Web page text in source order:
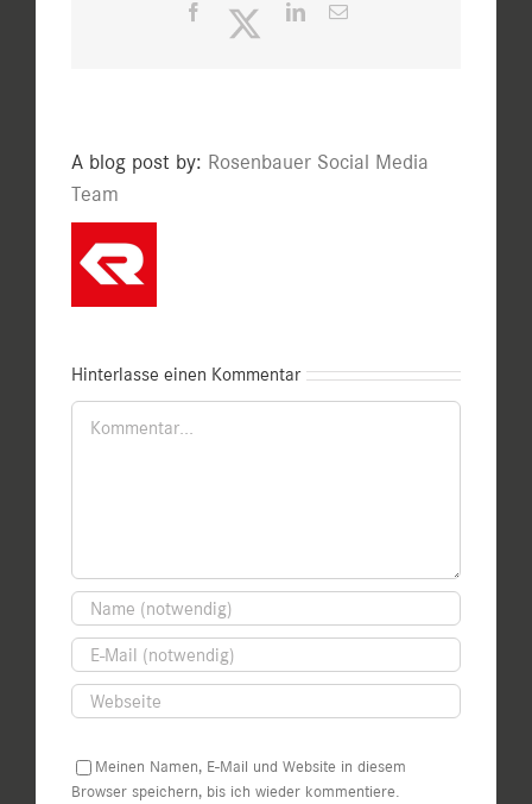
Facebook TwitterLinkedIn
E-
A blog post by: Rosenbauer Social Media
Team
Hinterlasse einen Kommentar
Kommentar
Meinen Namen, E-Mail und Website in diesem
Browser speichern, bis ich wieder kommentiere.